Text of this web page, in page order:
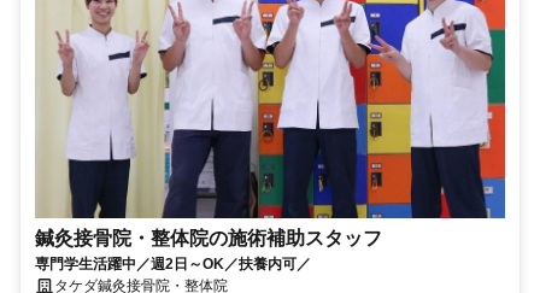
鍼灸接骨院・整体院の施術補助スタッフ
専門学生活躍中／週2日～OK／扶養内可／
タケダ鍼灸接骨院・整体院